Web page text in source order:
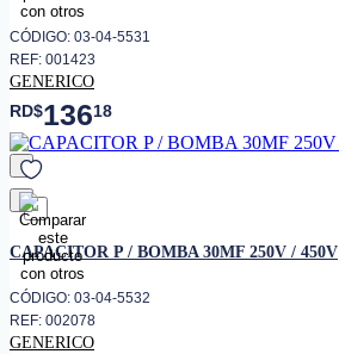
CÓDIGO: 03-04-5531
REF: 001423
GENERICO
RD$13618
favorito
CAPACITOR P / BOMBA 30MF 250V / 450V
CÓDIGO: 03-04-5532
REF: 002078
GENERICO